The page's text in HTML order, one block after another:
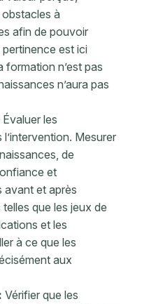
obstacles à
afin de pouvoir
est ici
formation n’est pas
n’aura pas
Évaluer les
Mesurer
de
et
avant et après
telles que les jeux de
et les
à ce que les
aux
Vérifier que les